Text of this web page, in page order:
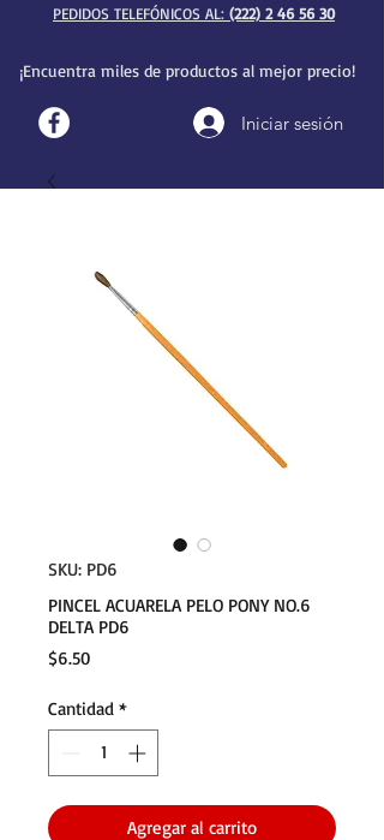
PEDIDOS TELEFÓNICOS AL: (222) 2 46 56 30
¡Encuentra miles de productos al mejor precio!
Iniciar sesión
SKU: PD6
PINCEL ACUARELA PELO PONY NO.6
DELTA PD6
$6.50Precio
Cantidad *
Agregar al carrito